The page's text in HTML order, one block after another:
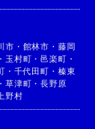
市 ・ 館林市 ・ 藤岡
・ 玉村町 ・邑楽町 ・
・ 千代田町 ・ 榛東
・ 草津町 ・長野原
上野村